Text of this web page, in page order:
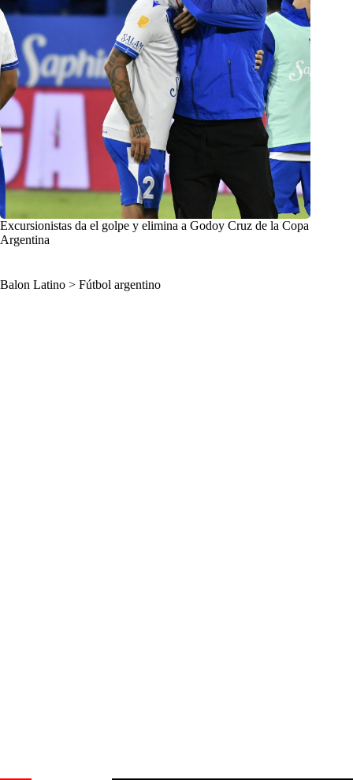
Excursionistas da el golpe y elimina a Godoy Cruz de la Copa
Argentina
Balon Latino > Fútbol argentino